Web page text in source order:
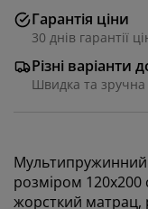
Гарантія ціни
30 днів гарантії
Різні варіанти
Швидка та зручна
Мультипружинний
розміром 120x200
жорсткий матрац,